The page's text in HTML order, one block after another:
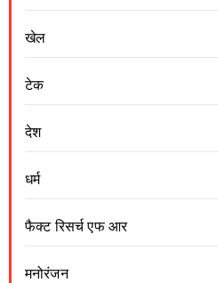
खेल
टेक
देश
धर्म
फैक्ट रिसर्च एफ आर
मनोरंजन